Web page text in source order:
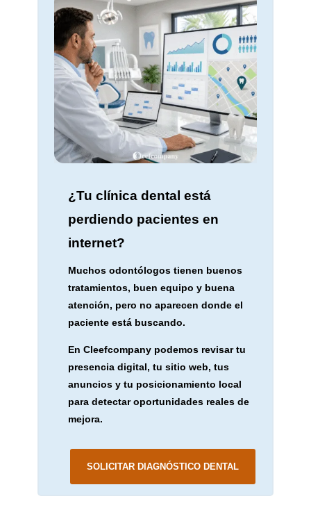
¿Tu clínica dental está
perdiendo pacientes en
internet?
Muchos odontólogos tienen buenos
tratamientos, buen equipo y buena
atención, pero no aparecen donde el
paciente está buscando.
En Cleefcompany podemos revisar tu
presencia digital, tu sitio web, tus
anuncios y tu posicionamiento local
para detectar oportunidades reales de
mejora.
SOLICITAR DIAGNÓSTICO DENTAL